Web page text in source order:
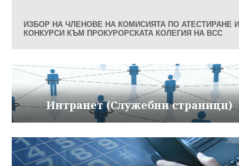
ИЗБОР НА ЧЛЕНОВЕ НА КОМИСИЯТА ПО АТЕСТИРАНЕ И
КОНКУРСИ КЪМ ПРОКУРОРСКАТА КОЛЕГИЯ НА ВСС
Интранет (Служебни страници)